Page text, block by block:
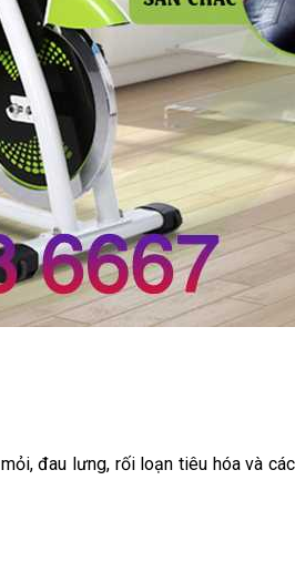
đau lưng, rối loạn tiêu hóa và